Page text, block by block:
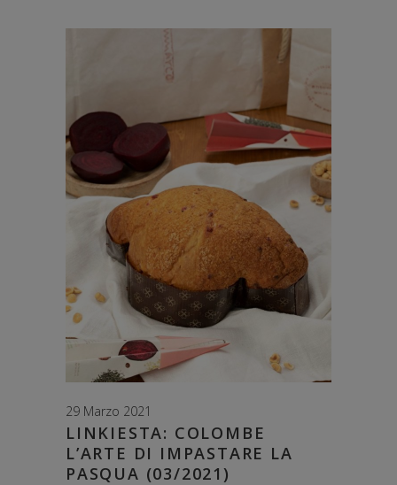
29 Marzo 2021
LINKIESTA: COLOMBE
L’ARTE DI IMPASTARE LA
PASQUA (03/2021)